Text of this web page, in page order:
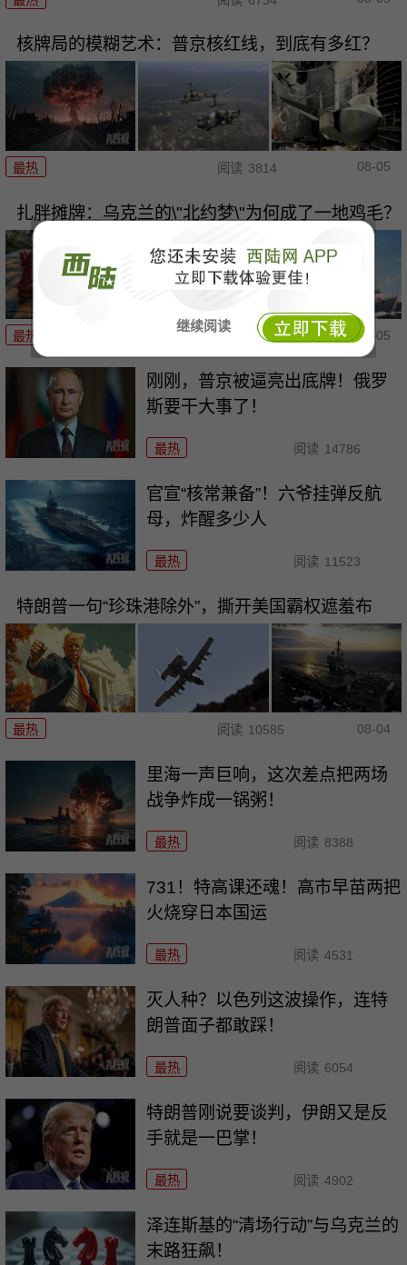
继续阅读
核牌局的模糊艺术：普京核红线，到底有多红？
最热 阅读 3814 08-05
扎胖摊牌：乌克兰的\"北约梦\"为何成了一地鸡毛？
最热 阅读 3772 08-05
刚刚，普京被逼亮出底牌！俄罗
斯要干大事了！
最热 阅读 14786
官宣“核常兼备”！六爷挂弹反航
母，炸醒多少人
最热 阅读 11523
特朗普一句“珍珠港除外”，撕开美国霸权遮羞布
最热 阅读 10585 08-04
里海一声巨响，这次差点把两场
战争炸成一锅粥！
最热 阅读 8388
731！特高课还魂！高市早苗两把
火烧穿日本国运
最热 阅读 4531
灭人种？以色列这波操作，连特
朗普面子都敢踩！
最热 阅读 6054
特朗普刚说要谈判，伊朗又是反
手就是一巴掌！
最热 阅读 4902
泽连斯基的“清场行动”与乌克兰的
末路狂飙！